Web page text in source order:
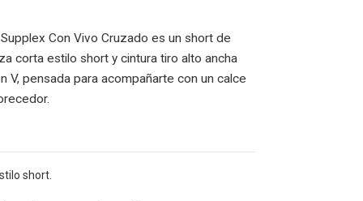
Con Vivo Cruzado es un short de
corta estilo short y cintura tiro alto ancha
V, pensada para acompañarte con un calce
short.